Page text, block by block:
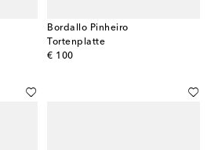
Bordallo Pinheiro
Tortenplatte
€ 100
original price